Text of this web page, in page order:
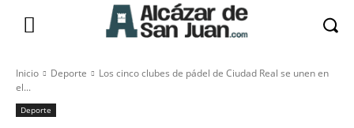
Inicio Deporte
Los cinco clubes de pádel de Ciudad Real se unen en
el...
Deporte